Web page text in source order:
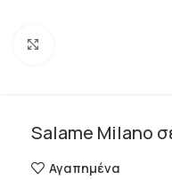
Salame Milano
Αγαπημένα